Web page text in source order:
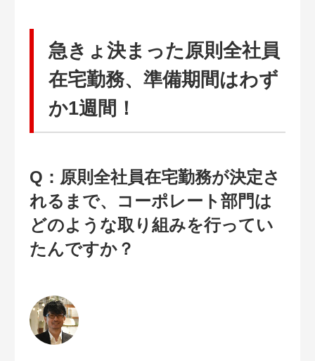
急きょ決まった原則全社員
在宅勤務、準備期間はわず
か1週間！
Q：原則全社員在宅勤務が決定さ
れるまで、コーポレート部門は
どのような取り組みを行ってい
たんですか？